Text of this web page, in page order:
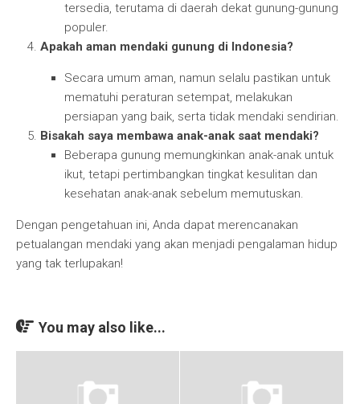
tersedia, terutama di daerah dekat gunung-gunung
populer.
Apakah aman mendaki gunung di Indonesia?
Secara umum aman, namun selalu pastikan untuk
mematuhi peraturan setempat, melakukan
persiapan yang baik, serta tidak mendaki sendirian.
Bisakah saya membawa anak-anak saat mendaki?
Beberapa gunung memungkinkan anak-anak untuk
ikut, tetapi pertimbangkan tingkat kesulitan dan
kesehatan anak-anak sebelum memutuskan.
Dengan pengetahuan ini, Anda dapat merencanakan
petualangan mendaki yang akan menjadi pengalaman hidup
yang tak terlupakan!
You may also like...